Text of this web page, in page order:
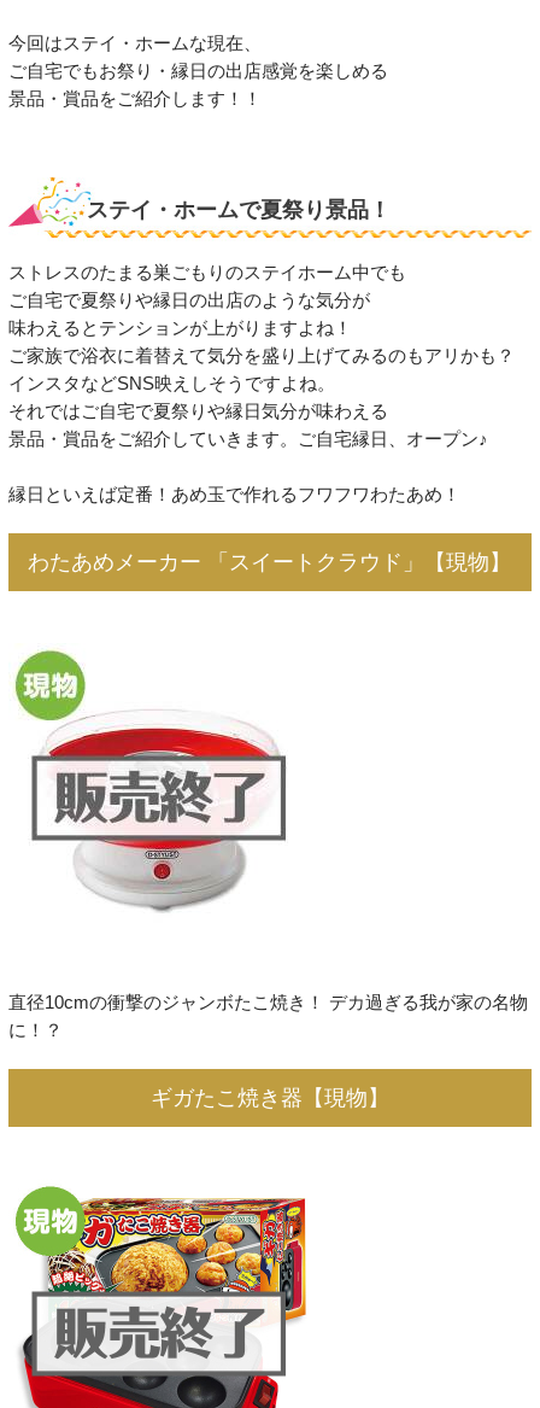
今回はステイ・ホームな現在、
ご自宅でもお祭り・縁日の出店感覚を楽しめる
景品・賞品をご紹介します！！
ステイ・ホームで夏祭り景品！
ストレスのたまる巣ごもりのステイホーム中でも
ご自宅で夏祭りや縁日の出店のような気分が
味わえるとテンションが上がりますよね！
ご家族で浴衣に着替えて気分を盛り上げてみるのもアリかも？
インスタなどSNS映えしそうですよね。
それではご自宅で夏祭りや縁日気分が味わえる
景品・賞品をご紹介していきます。ご自宅縁日、オープン♪
縁日といえば定番！あめ玉で作れるフワフワわたあめ！
わたあめメーカー 「スイートクラウド」【現物】
直径10cmの衝撃のジャンボたこ焼き！ デカ過ぎる我が家の名物
に！？
ギガたこ焼き器【現物】